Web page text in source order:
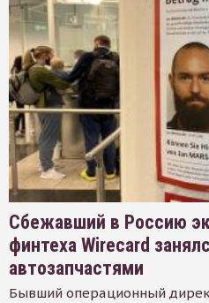
Сбежавший в Россию
финтеха Wirecard
автозапчастями
Бывший операционный